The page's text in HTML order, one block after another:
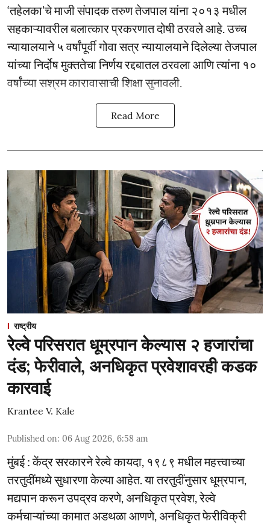
‘तहेलका’चे माजी संपादक तरुण तेजपाल यांना २०१३ मधील
सहकाऱ्यावरील बलात्कार प्रकरणात दोषी ठरवले आहे. उच्च
न्यायालयाने ५ वर्षांपूर्वी गोवा सत्र न्यायालयाने दिलेल्या तेजपाल
यांच्या निर्दोष मुक्ततेचा निर्णय रद्दबातल ठरवला आणि त्यांना १०
वर्षांच्या सश्रम कारावासाची शिक्षा सुनावली.
Read More
राष्ट्रीय
रेल्वे परिसरात धूम्रपान केल्यास २ हजारांचा
दंड; फेरीवाले, अनधिकृत प्रवेशावरही कडक
कारवाई
Krantee V. Kale
Published on: 06 Aug 2026, 6:58 am
मुंबई : केंद्र सरकारने रेल्वे कायदा, १९८९ मधील महत्त्वाच्या
तरतुदींमध्ये सुधारणा केल्या आहेत. या तरतुदींनुसार धूम्रपान,
मद्यपान करून उपद्रव करणे, अनधिकृत प्रवेश, रेल्वे
कर्मचाऱ्यांच्या कामात अडथळा आणणे, अनधिकृत फेरीविक्री